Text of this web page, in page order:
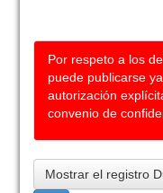
Por respeto a los
puede publicarse
autorización
convenio de
Mostrar el registro